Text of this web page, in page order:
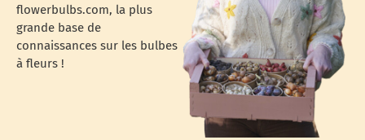
flowerbulbs.com, la plus
grande base de
connaissances sur les bulbes
à fleurs !